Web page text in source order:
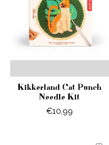
Kikkerland Cat Punch
Needle Kit
€10,99